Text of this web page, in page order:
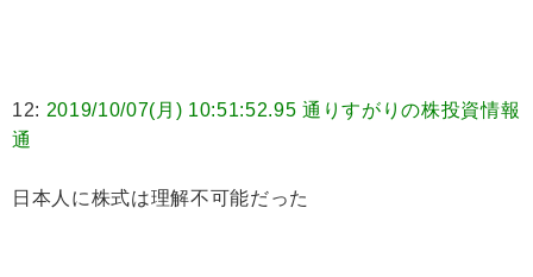
12: 2019/10/07(月) 10:51:52.95 通りすがりの株投資情報
通
日本人に株式は理解不可能だった